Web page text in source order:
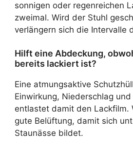
sonnigen oder regenreichen
zweimal. Wird der Stuhl
verlängern sich die Intervalle
Hilft eine Abdeckung,
bereits lackiert ist?
Eine atmungsaktive
Einwirkung, Niederschlag
entlastet damit den Lackfilm.
gute Belüftung, damit sich
Staunässe bildet.